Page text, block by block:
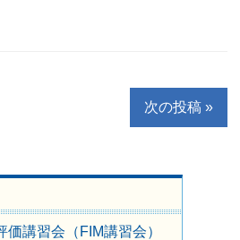
次の投稿 »
価講習会（FIM講習会）